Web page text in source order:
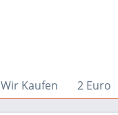
Wir Kaufen 2 Euro